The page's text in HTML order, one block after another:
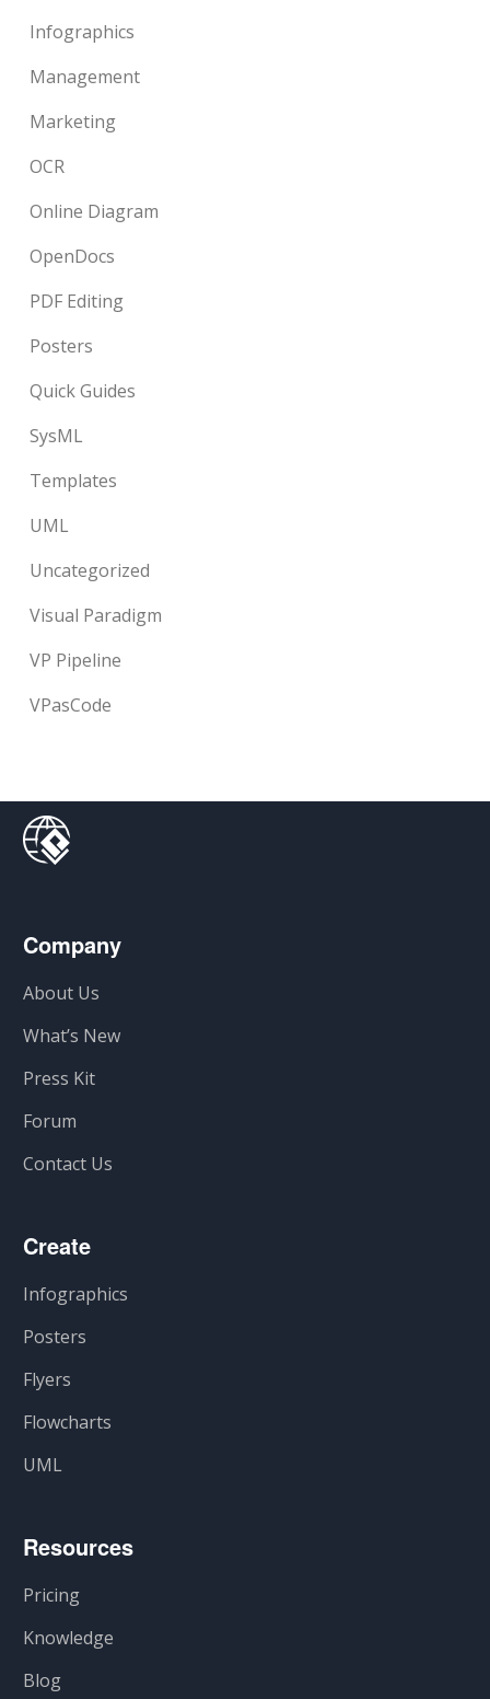
Infographics
Management
Marketing
OCR
Online Diagram
OpenDocs
PDF Editing
Posters
Quick Guides
SysML
Templates
UML
Uncategorized
Visual Paradigm
VP Pipeline
VPasCode
Company
About Us
What’s New
Press Kit
Forum
Contact Us
Create
Infographics
Posters
Flyers
Flowcharts
UML
Resources
Pricing
Knowledge
Blog